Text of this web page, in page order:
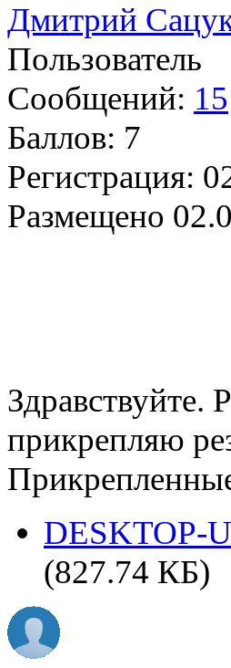
Дмитрий
Пользователь
Сообщений: 15
Баллов: 7
Регистрация:
Размещено
Здравствуйте.
прикрепляю
DESKTOP-
(827.74 КБ)